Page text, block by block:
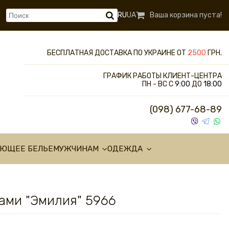
RUUA Ваша корзина пуста!
БЕСПЛАТНАЯ ДОСТАВКА ПО УКРАИНЕ ОТ 2500 ГРН.
ГРАФИК РАБОТЫ КЛИЕНТ-ЦЕНТРА
ПН - ВС С9:00 ДО 18:00
(098) 677-68-89
БЕЛЬЕМУЖЧИНАМ ОДЕЖДА
"Эмилия" 5966